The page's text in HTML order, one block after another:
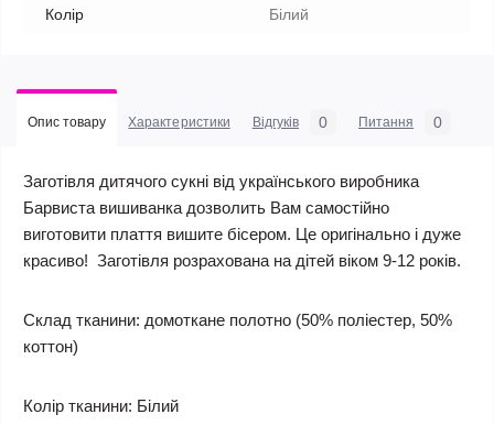
Колір Білий
Опис товару Характеристики Відгуків 0 Питання 0
Заготівля дитячого сукні від українського виробника
Барвиста вишиванка дозволить Вам самостійно
виготовити плаття вишите бісером. Це оригінально і дуже
красиво! Заготівля розрахована на дітей віком 9-12 років.
Склад тканини: домоткане полотно (50% поліестер, 50%
коттон)
Колір тканини: Білий